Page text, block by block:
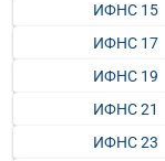
ИФНС 15
ИФНС 17
ИФНС 19
ИФНС 21
ИФНС 23